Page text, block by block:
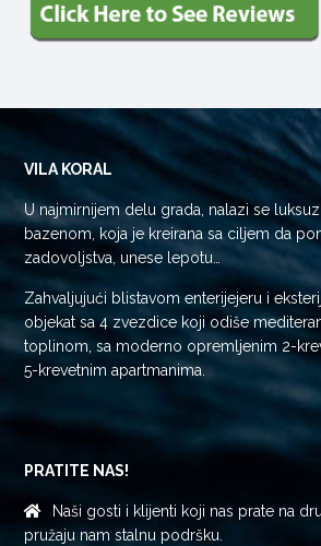
VILA KORAL
U najmirnijem delu grada, nalazi se
bazenom, koja je kreirana sa ciljem da
zadovoljstva, unese lepotu…
Zahvaljujući blistavom enterijejeru i
objekat sa 4 zvezdice koji odiše
toplinom, sa moderno opremljenim 2-
5-krevetnim apartmanima.
PRATITE NAS!
Naši gosti i klijenti koji nas prate na
pružaju nam stalnu podršku.